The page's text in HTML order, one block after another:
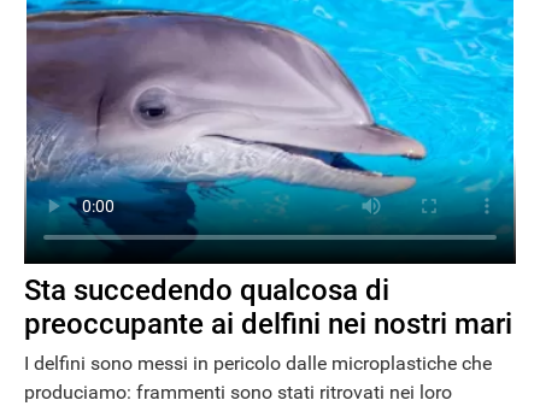
Sta succedendo qualcosa di
preoccupante ai delfini nei nostri mari
I delfini sono messi in pericolo dalle microplastiche che
produciamo: frammenti sono stati ritrovati nei loro